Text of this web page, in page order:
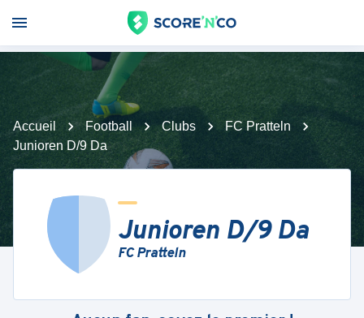
Accueil Football Clubs
FC Pratteln
Junioren D/9 Da
Junioren D/9 Da
FC Pratteln